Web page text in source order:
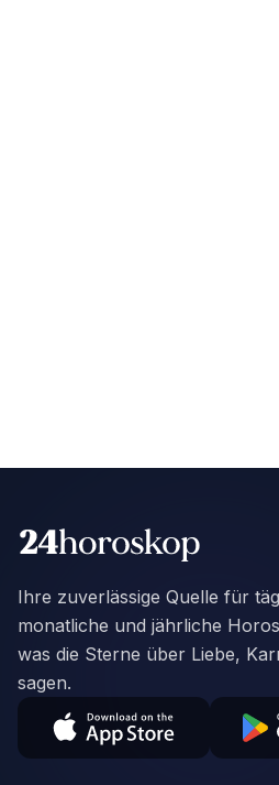
Ihre zuverlässige Quelle für
monatliche und jährliche
was die Sterne über Liebe,
sagen.